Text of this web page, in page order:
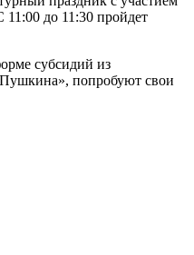
до 11:30 пройдет
субсидий из
попробуют свои